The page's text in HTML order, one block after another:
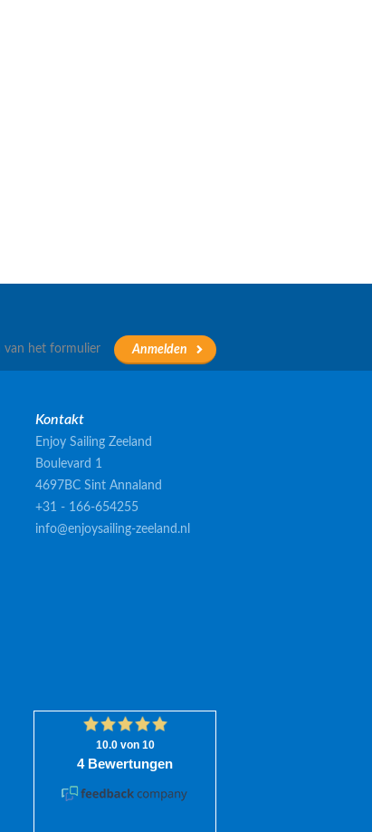
van het formulier
Kontakt
Enjoy Sailing Zeeland
Boulevard 1
4697BC Sint Annaland
+31 - 166-654255
info@enjoysailing-zeeland.nl